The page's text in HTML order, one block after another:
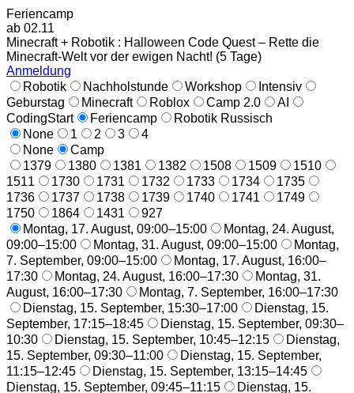
Feriencamp
ab 02.11
Minecraft + Robotik : Halloween Code Quest – Rette die
Minecraft-Welt vor der ewigen Nacht! (5 Tage)
Anmeldung
Robotik
Nachholstunde Workshop
Intensiv
Geburstag
Minecraft Roblox Camp 2.0
AI
CodingStart
Feriencamp
Robotik Russisch
None
1 2 3
4
None
Camp
1379
1380 1381 1382 1508 1509
1510
1511
1730 1731 1732 1733 1734
1735
1736
1737 1738 1739 1740 1741
1749
1750
1864 1431
927
Montag, 17. August, 09:00–15:00
Montag, 24. August,
09:00–15:00
Montag, 31. August, 09:00–15:00
Montag,
7. September, 09:00–15:00
Montag, 17. August, 16:00–
17:30
Montag, 24. August, 16:00–17:30
Montag, 31.
August, 16:00–17:30
Montag, 7. September, 16:00–17:30
Dienstag, 15. September, 15:30–17:00
Dienstag, 15.
September, 17:15–18:45
Dienstag, 15. September, 09:30–
10:30
Dienstag, 15. September, 10:45–12:15
Dienstag,
15. September, 09:30–11:00
Dienstag, 15. September,
11:15–12:45
Dienstag, 15. September, 13:15–14:45
Dienstag, 15. September, 09:45–11:15
Dienstag, 15.